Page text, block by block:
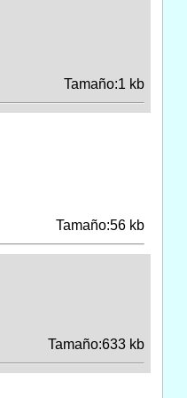
Tamaño:1 kb
Tamaño:56 kb
Tamaño:633 kb